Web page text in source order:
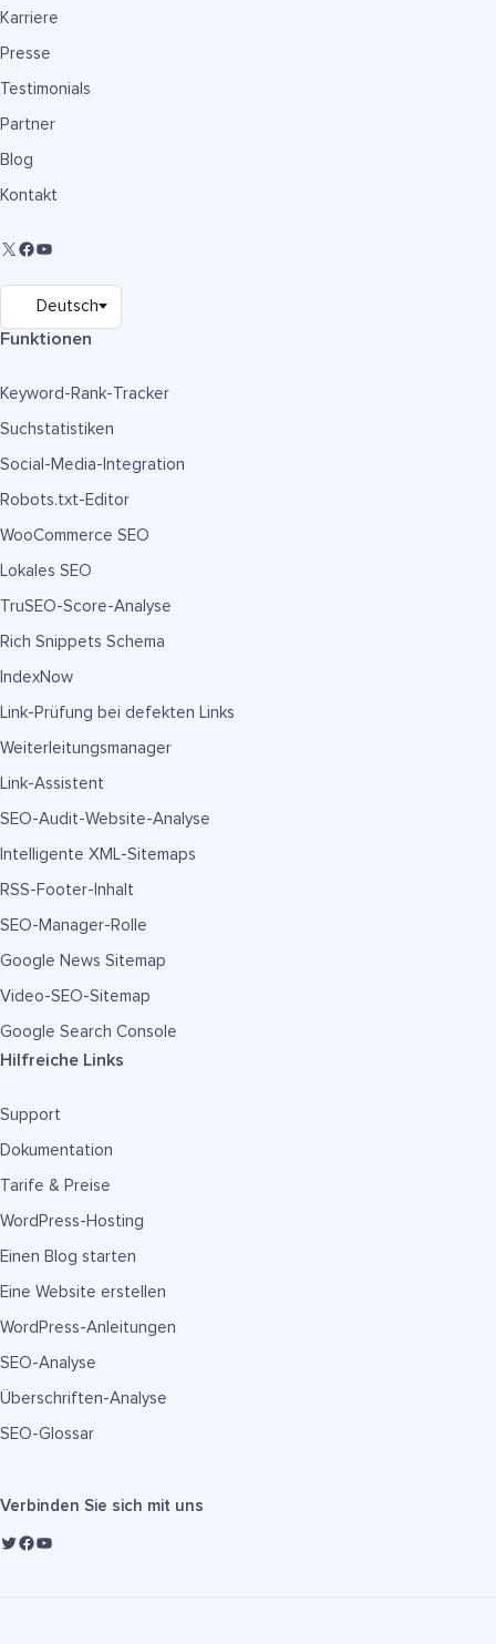
Karriere
Presse
Testimonials
Partner
Blog
Kontakt
Funktionen
Keyword-Rank-Tracker
Suchstatistiken
Social-Media-Integration
Robots.txt-Editor
WooCommerce SEO
Lokales SEO
TruSEO-Score-Analyse
Rich Snippets Schema
IndexNow
Link-Prüfung bei defekten Links
Weiterleitungsmanager
Link-Assistent
SEO-Audit-Website-Analyse
Intelligente XML-Sitemaps
RSS-Footer-Inhalt
SEO-Manager-Rolle
Google News Sitemap
Video-SEO-Sitemap
Google Search Console
Hilfreiche Links
Support
Dokumentation
Tarife & Preise
WordPress-Hosting
Einen Blog starten
Eine Website erstellen
WordPress-Anleitungen
SEO-Analyse
Überschriften-Analyse
SEO-Glossar
Verbinden Sie sich mit uns